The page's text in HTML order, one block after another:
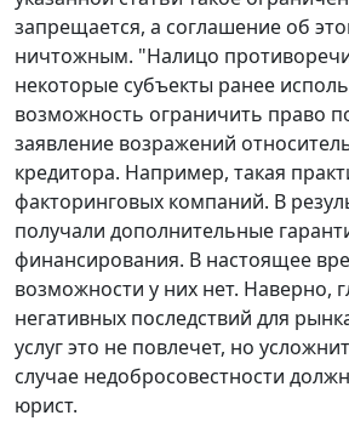
запрещается, а соглашение об
ничтожным. "Налицо
некоторые субъекты ранее
возможность ограничить право
заявление возражений
кредитора. Например, такая
факторинговых компаний. В
получали дополнительные
финансирования. В настоящее
возможности у них нет. Наверно,
негативных последствий для
услуг это не повлечет, но
случае недобросовестности
юрист.